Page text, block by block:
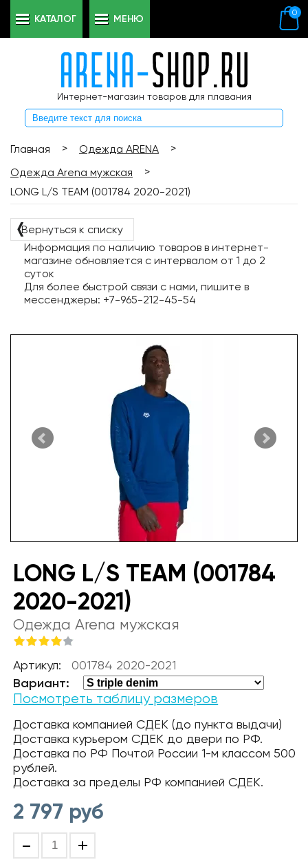
Интернет-магазин товаров для плавания
0
КАТАЛОГ МЕНЮ
Главная > Одежда ARENA
>
Одежда Arena мужская
>
LONG L/S TEAM (001784 2020-2021)
❬Вернуться к списку
Информация по наличию товаров в интернет-
магазине обновляется с интервалом от 1 до 2
суток
Для более быстрой связи с нами, пишите в
мессенджеры: +7-965-212-45-54
LONG L/S TEAM (001784
2020-2021)
Одежда Arena мужская
Артикул: 001784 2020-2021
Вариант:
Посмотреть таблицу размеров
Доставка компанией СДЕК (до пункта выдачи)
Доставка курьером СДЕК до двери по РФ.
Доставка по РФ Почтой России 1-м классом 500
рублей.
Доставка за пределы РФ компанией СДЕК.
2 797 руб
- +